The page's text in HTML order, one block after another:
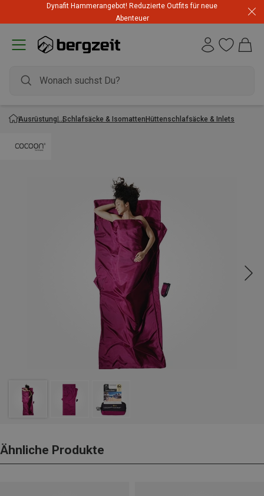
Dynafit Hammerangebot! Reduzierte Outfits für neue
Abenteuer
Ausrüstung Schlafsäcke & IsomattenHüttenschlafsäcke & Inlets
Ähnliche Produkte